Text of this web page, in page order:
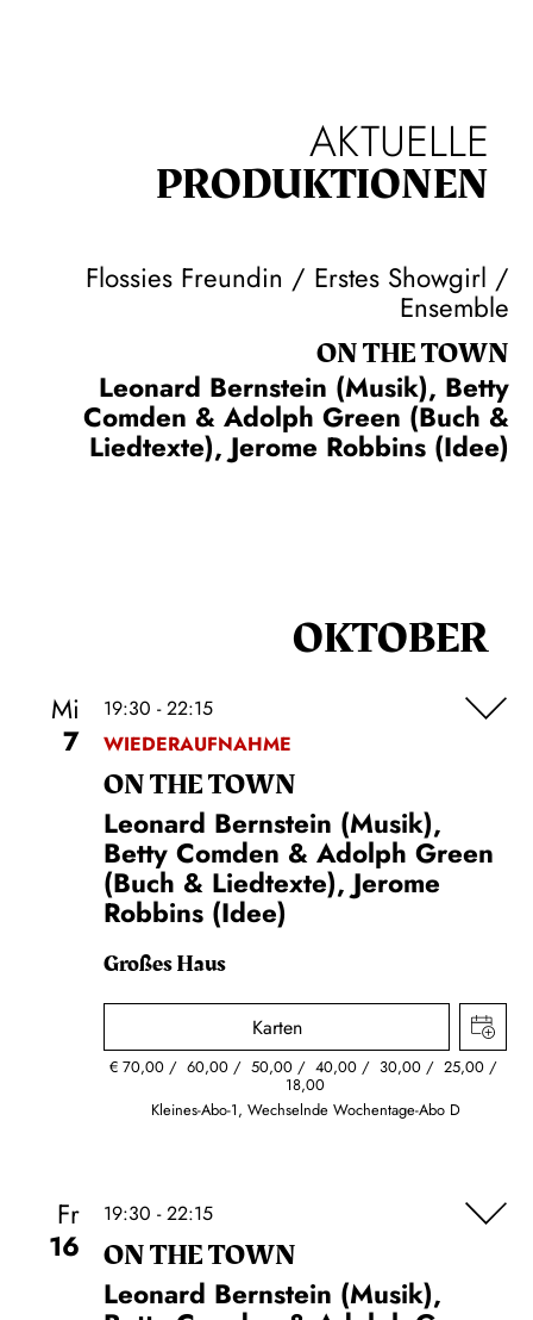
AKTUELLE
PRODUKTIONEN
Flossies Freundin / Erstes Showgirl /
Ensemble
ON THE TOWN
Leonard Bernstein (Musik), Betty
Comden & Adolph Green (Buch &
Liedtexte), Jerome Robbins (Idee)
OKTOBER
Mi
7
19:30 - 22:15
WIEDERAUFNAHME
ON THE TOWN
Leonard Bernstein (Musik),
Betty Comden & Adolph Green
(Buch & Liedtexte), Jerome
Robbins (Idee)
Großes Haus
Karten
€ 70,00 60,00 50,00 40,00 30,00 25,00
18,00
Kleines-Abo-1, Wechselnde Wochentage-Abo D
Fr
16
19:30 - 22:15
ON THE TOWN
Leonard Bernstein (Musik),